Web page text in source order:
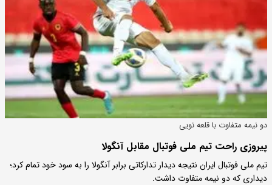
دو نیمه متفاوت با قلعه نویی
پیروزی راحت تیم ملی فوتبال مقابل آنگولا
تیم ملی فوتبال ایران نتیجه دیدار تدارکاتی برابر آنگولا را به سود خود تمام کرد؛
دیداری که دو نیمه متفاوت داشت.